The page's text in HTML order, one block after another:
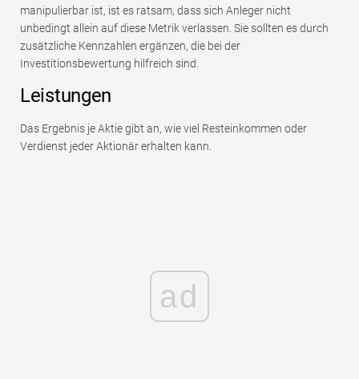
manipulierbar ist, ist es ratsam, dass sich Anleger nicht
unbedingt allein auf diese Metrik verlassen. Sie sollten es durch
zusätzliche Kennzahlen ergänzen, die bei der
Investitionsbewertung hilfreich sind.
Leistungen
Das Ergebnis je Aktie gibt an, wie viel Resteinkommen oder
Verdienst jeder Aktionär erhalten kann.
ad